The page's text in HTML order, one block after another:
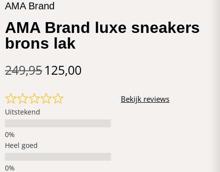
AMA Brand
AMA Brand luxe sneakers
brons lak
249,95125,00
Uitstekend
Heel goed
Bekijk reviews